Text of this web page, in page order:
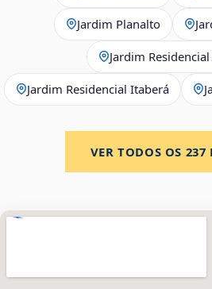
Jardim Planalto
Jardim
Jardim Residencial Itaberá
VER TODOS OS 237